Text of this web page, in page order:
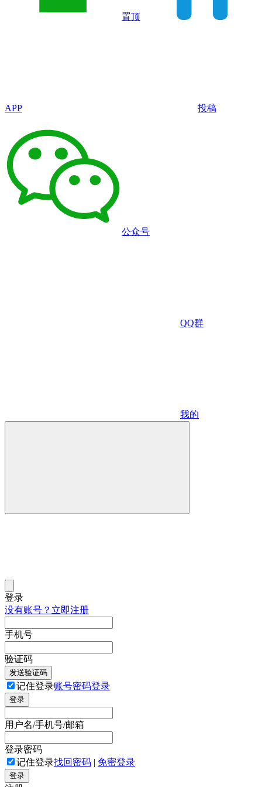
置顶
APP 投稿
公众号
QQ群
我的
登录
没有账号？立即注册
手机号
验证码
发送验证码
记住登录账号密码登录
登录
用户名/手机号/邮箱
登录密码
记住登录找回密码 | 免密登录
登录